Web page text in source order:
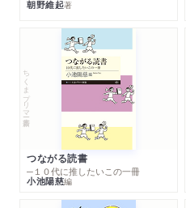
朝野維起著
ちくまプリマー新書
つながる読書
─１０代に推したいこの一冊
小池陽慈編